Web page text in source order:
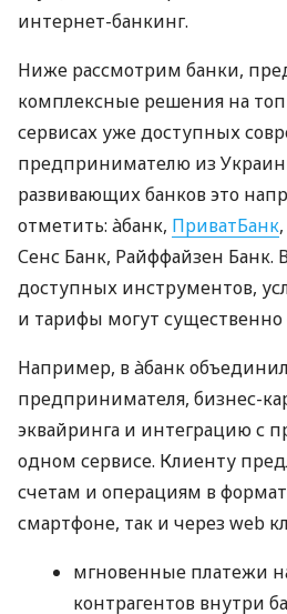
интернет-банкинг.
Ниже рассмотрим банки,
комплексные решения на топ
сервисах уже доступных
предпринимателю из
развивающих банков это
отметить: àбанк, ПриватБанк
Сенс Банк, Райффайзен Банк.
доступных инструментов,
и тарифы могут существенно
Например, в àбанк
предпринимателя, бизнес-
эквайринга и интеграцию с
одном сервисе. Клиенту
счетам и операциям в
смартфоне, так и через web
мгновенные платежи
контрагентов внутри